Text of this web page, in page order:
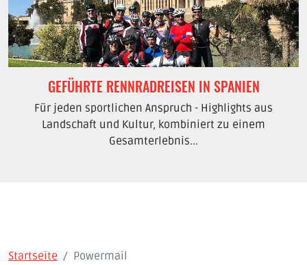
GEFÜHRTE RENNRADREISEN IN SPANIEN
Für jeden sportlichen Anspruch - Highlights aus
Landschaft und Kultur, kombiniert zu einem
Gesamterlebnis...
Startseite Powermail